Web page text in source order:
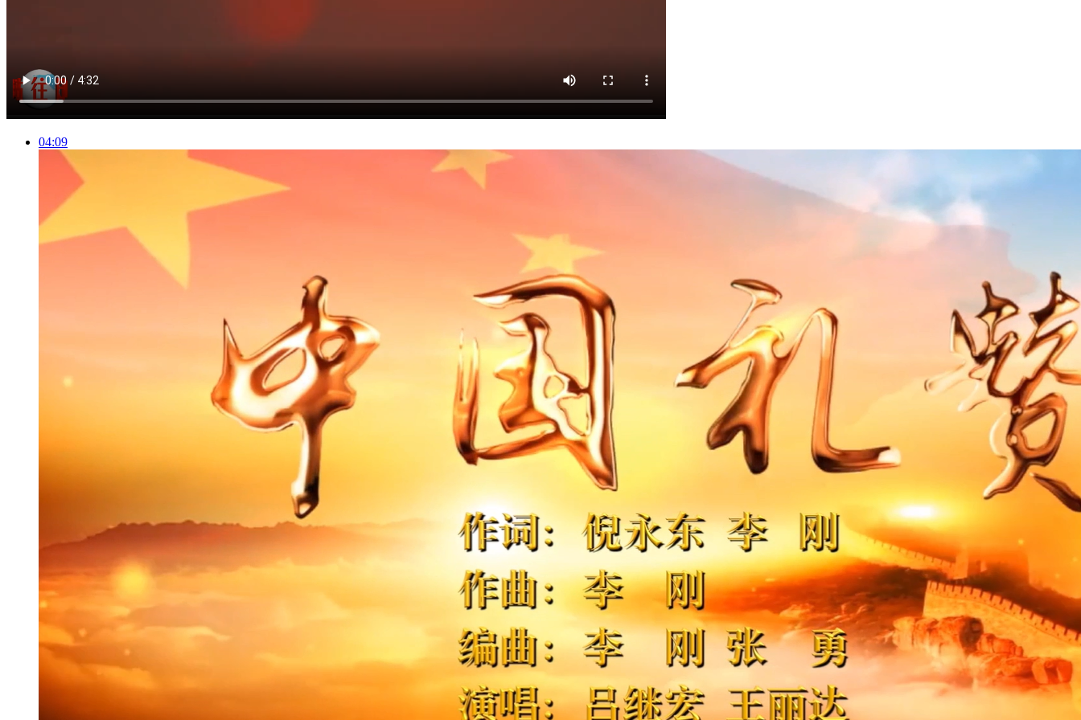
04:09